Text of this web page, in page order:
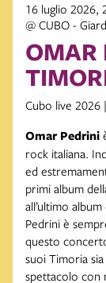
16 luglio 2026,
@ CUBO -
OMAR
Cubo live 2026
Omar Pedrini
rock italiana.
ed
primi album
all’ultimo
Pedrini è
questo
suoi Timoria
spettacolo con